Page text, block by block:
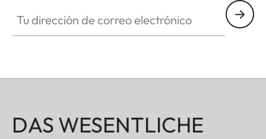
DAS WESENTLICHE